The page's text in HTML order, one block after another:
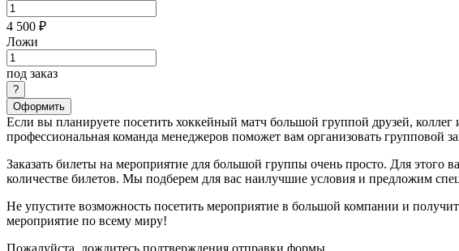
4 500 ₽
Ложи
под заказ
Оформить
Если вы планируете посетить хоккейный матч большой группой друзей,
профессиональная команда менеджеров поможет вам организовать групповой
Заказать билеты на мероприятие для большой группы очень просто. Для
количестве билетов. Мы подберем для вас наилучшие условия и предложим
Не упустите возможность посетить мероприятие в большой компании и
мероприятие по всему миру!
Пожалуйста, дождитесь подтверждения отправки формы